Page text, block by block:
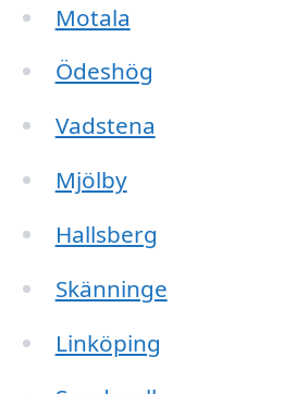
Motala
Ödeshög
Vadstena
Mjölby
Hallsberg
Skänninge
Linköping